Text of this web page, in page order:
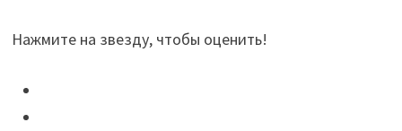
Нажмите на звезду, чтобы оценить!